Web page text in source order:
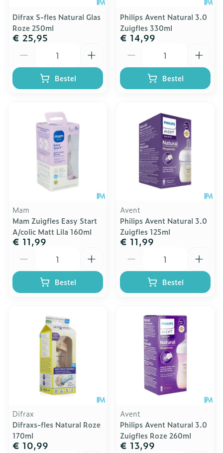
Difrax S-fles Natural Glas
Roze 250ml
€ 25,95
Bestel
Philips Avent Natural 3.0
Zuigfles 330ml
€ 14,99
Bestel
Mam
Mam Zuigfles Easy Start
A/colic Matt Lila 160ml
€ 11,99
Bestel
Avent
Philips Avent Natural 3.0
Zuigfles 125ml
€ 11,99
Bestel
Difrax
Difraxs-fles Natural Roze
170ml
€ 10,99
Avent
Philips Avent Natural 3.0
Zuigfles Roze 260ml
€ 13,99